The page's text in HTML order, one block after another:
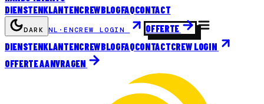
DIENSTENKLANTENCREWBLOGFAQCONTACT
DARK NL ·ENCREW LOGIN
OFFERTE
DIENSTENKLANTENCREWBLOGFAQCONTACTCREW LOGIN
OFFERTE AANVRAGEN